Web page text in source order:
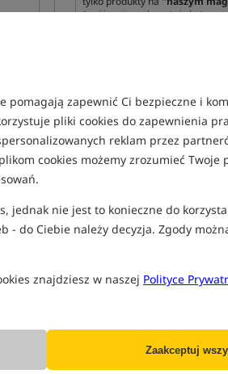
pomagają zapewnić Ci bezpieczne i
pliki cookies do zapewnienia
reklam przez
cookies możemy zrozumieć Twoje
jednak nie jest to konieczne do
- do Ciebie należy decyzja. Zgody
znajdziesz w naszej Polityce
Zaakceptuj
(część opcji mogła zostać ukryta
MPN: 44772
EAN: 3297830447724
0,30
Koniec